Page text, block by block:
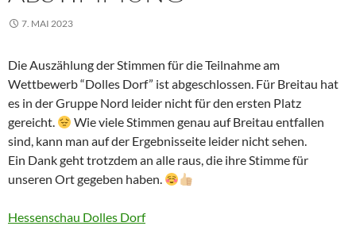
7. MAI 2023
Die Auszählung der Stimmen für die Teilnahme am
Wettbewerb “Dolles Dorf” ist abgeschlossen. Für Breitau hat
es in der Gruppe Nord leider nicht für den ersten Platz
gereicht.
Wie viele Stimmen genau auf Breitau entfallen
sind, kann man auf der Ergebnisseite leider nicht sehen.
Ein Dank geht trotzdem an alle raus, die ihre Stimme für
unseren Ort gegeben haben.
Hessenschau Dolles Dorf